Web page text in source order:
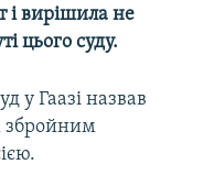
і вирішила не
цього суду.
у Гаазі назвав
збройним